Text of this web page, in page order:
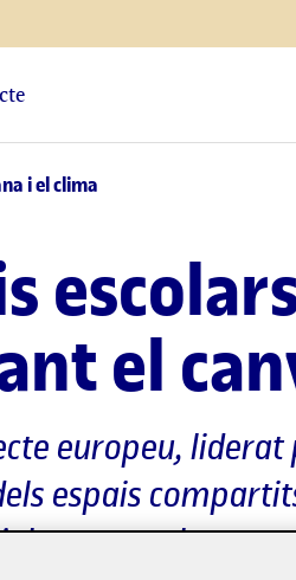
i el clima
el
europeu, liderat
espais
en els